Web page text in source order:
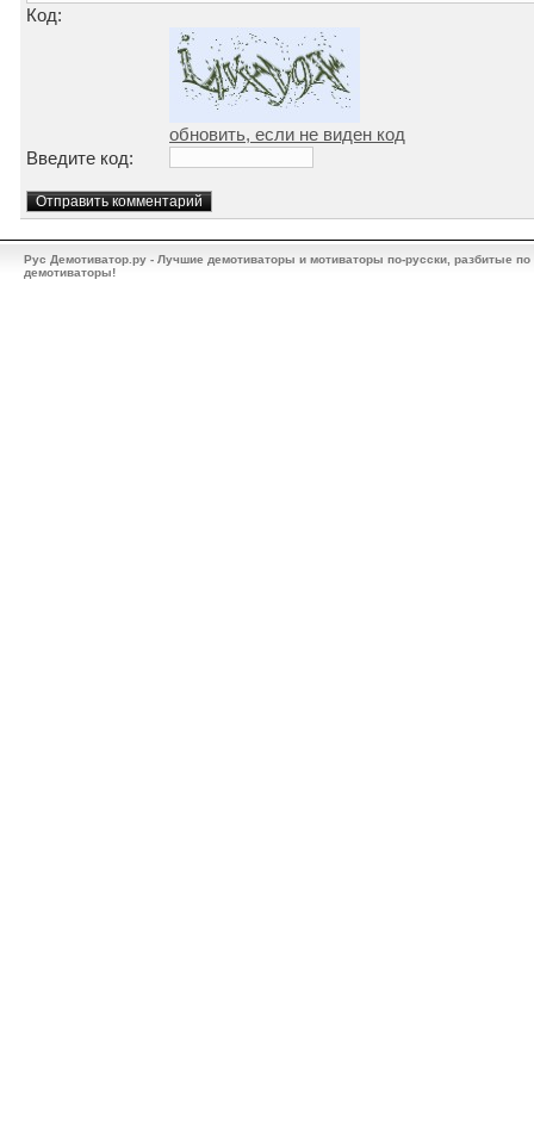
Код:
обновить, если не виден код
Введите код:
Рус Демотиватор.ру - Лучшие демотиваторы и мотиваторы по-русски, разбитые
демотиваторы!